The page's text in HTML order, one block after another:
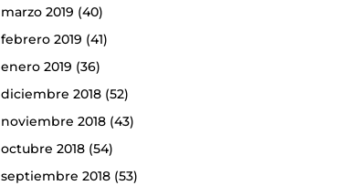
marzo 2019 (40)
febrero 2019 (41)
enero 2019 (36)
diciembre 2018(52)
noviembre 2018(43)
octubre 2018(54)
septiembre 2018(53)